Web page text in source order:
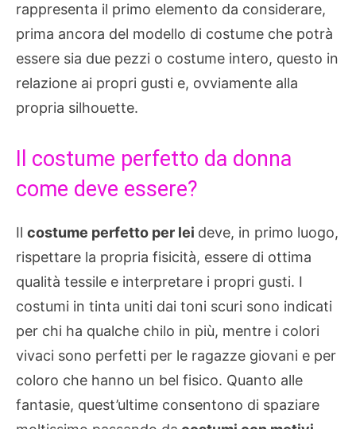
rappresenta il primo elemento da considerare,
prima ancora del modello di costume che potrà
essere sia due pezzi o costume intero, questo in
relazione ai propri gusti e, ovviamente alla
propria silhouette.
Il costume perfetto da donna
come deve essere?
Il costume perfetto per lei deve, in primo luogo,
rispettare la propria fisicità, essere di ottima
qualità tessile e interpretare i propri gusti. I
costumi in tinta uniti dai toni scuri sono indicati
per chi ha qualche chilo in più, mentre i colori
vivaci sono perfetti per le ragazze giovani e per
coloro che hanno un bel fisico. Quanto alle
fantasie, quest’ultime consentono di spaziare